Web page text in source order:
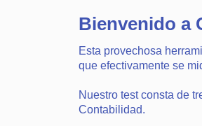
Bienvenido a
Esta provechosa
que efectivamente se
Nuestro test consta de
Contabilidad.